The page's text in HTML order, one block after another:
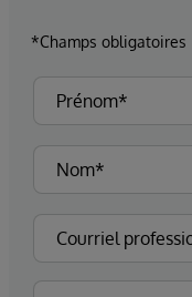
*Champs obligatoires